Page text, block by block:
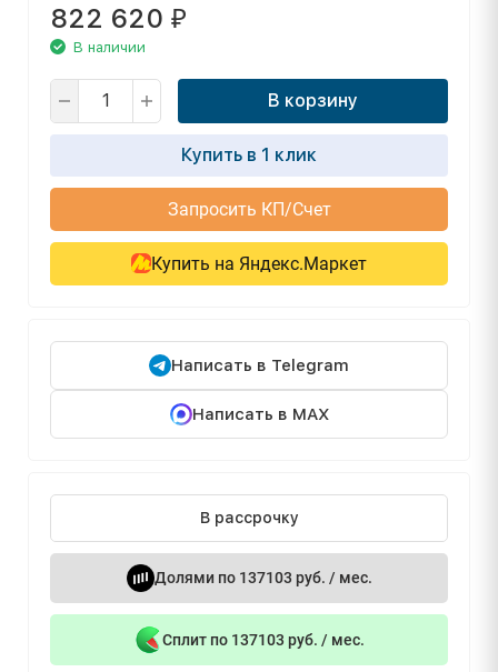
822 620 ₽
В наличии
В корзину
Купить в 1 клик
Запросить КП/Счет
Купить на Яндекс.Маркет
Написать в Telegram
Написать в MAX
В рассрочку
Долями по 137103 руб. / мес.
Сплит по 137103 руб. / мес.